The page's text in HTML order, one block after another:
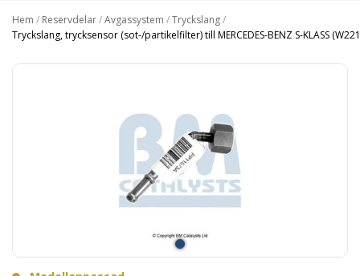
Hem / Reservdelar/Avgassystem /Tryckslang/
Tryckslang, trycksensor (sot-/partikelfilter) till MERCEDES-BENZ S-KLASS